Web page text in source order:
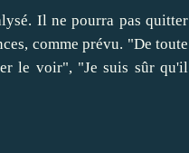
Il ne pourra pas quitter
comme prévu. "De toute
le voir", "Je suis sûr qu'il